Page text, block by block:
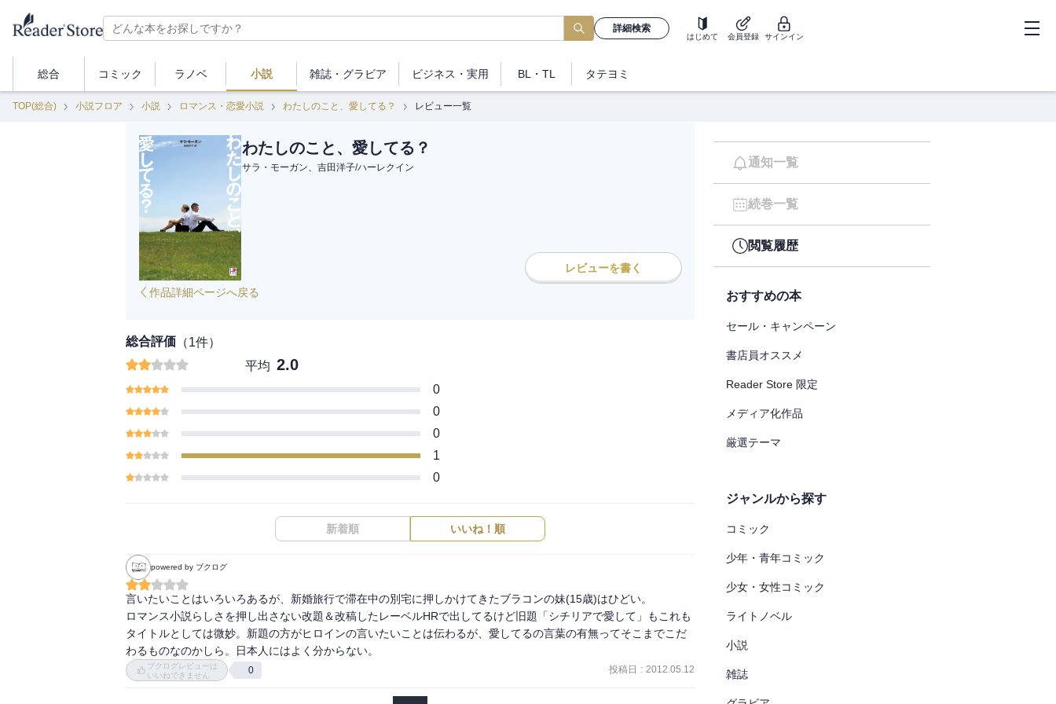
詳細検索
はじめて 会員登録 サインイン
総合 コミック ラノベ 小説 雑誌・ グラビア ビジネス ・実用 BL・TL タテヨミ
TOP(総合) 小説フロア 小説 ロマンス・恋愛小説 わたしのこと、愛してる？ レビュー一覧
わたしのこと、愛してる？
サラ・モーガン、吉田洋子/ハーレクイン
レビューを書く
作品詳細ページへ戻る
総合評価 （1件）
平均 2.0
0
0
0
1
0
新着順 いいね！順
powered by ブクログ
言いたいことはいろいろあるが、新婚旅行で滞在中の別宅に押しかけてきたブラコンの妹(15歳)はひどい。
ロマンス小説らしさを押し出さない改題＆改稿したレーベルHRで出してるけど旧題「シチリアで愛して」もこれも
タイトルとしては微妙。新題の方がヒロインの言いたいことは伝わるが、愛してるの言葉の有無ってそこまでこだ
わるものなのかしら。日本人にはよく分からない。
ブクログレビューは
いいねできません
0 投稿日 : 2012.05.12
通知一覧
続巻一覧
閲覧履歴
おすすめの本
セール・キャンペーン
書店員オススメ
Reader Store 限定
メディア化作品
厳選テーマ
ジャンルから探す
コミック
少年・青年コミック
少女・女性コミック
ライトノベル
小説
雑誌